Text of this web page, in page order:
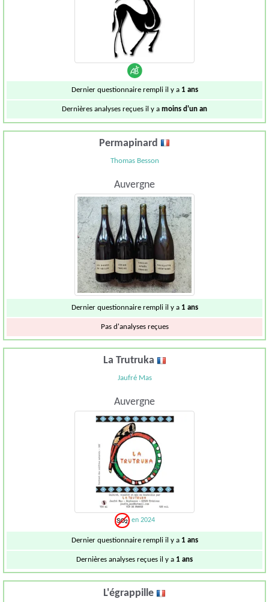
Dernier questionnaire rempli il y a 1 ans
Dernières analyses reçues il y a moins d'un an
Permapinard
Thomas Besson
Auvergne
Dernier questionnaire rempli il y a 1 ans
Pas d'analyses reçues
La Trutruka
Jaufré Mas
Auvergne
en 2024
Dernier questionnaire rempli il y a 1 ans
Dernières analyses reçues il y a 1 ans
L'égrappille